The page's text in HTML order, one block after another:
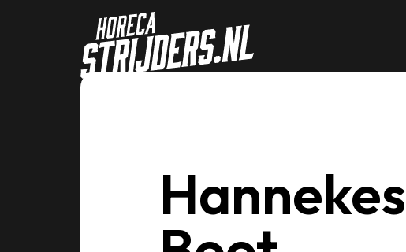
Hannekes